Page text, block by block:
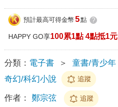
預計最高可得金幣 5點 ?
HAPPY GO享100累1點 4點抵1元
分類： 電子書 ＞ 童書/青少年
奇幻/科幻小說
追蹤
作者： 鄭宗弦 追蹤